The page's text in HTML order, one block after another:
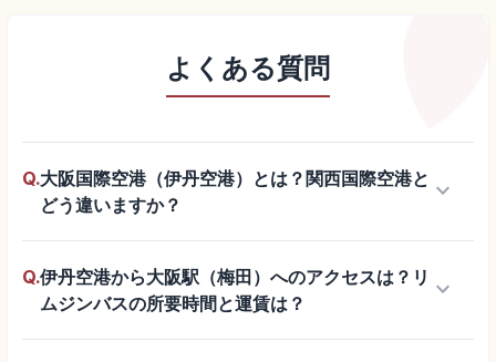
よくある質問
Q.大阪国際空港（伊丹空港）とは？関西国際空港と
どう違いますか？
keyboard_arrow_down
Q.伊丹空港から大阪駅（梅田）へのアクセスは？リ
ムジンバスの所要時間と運賃は？
keyboard_arrow_down